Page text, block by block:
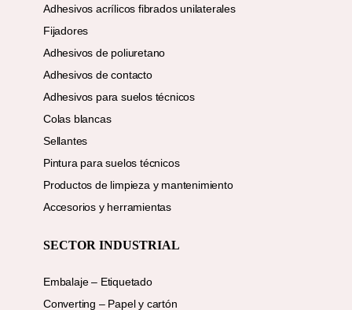
Adhesivos acrílicos fibrados unilaterales
Fijadores
Adhesivos de poliuretano
Adhesivos de contacto
Adhesivos para suelos técnicos
Colas blancas
Sellantes
Pintura para suelos técnicos
Productos de limpieza y mantenimiento
Accesorios y herramientas
SECTOR INDUSTRIAL
Embalaje – Etiquetado
Converting – Papel y cartón